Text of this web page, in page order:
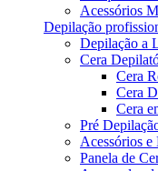
Acessórios
Depilação
Depilação a
Cera
Cera
Cera
Cera
Pré
Acessórios e
Panela de